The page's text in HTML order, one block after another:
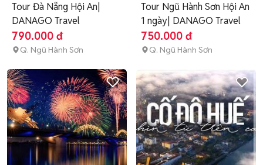
Tour Đà Nẵng Hội An|
DANAGO Travel
790.000 đ
Q. Ngũ Hành Sơn
Tour Ngũ Hành Sơn Hội An
1 ngày| DANAGO Travel
750.000 đ
Q. Ngũ Hành Sơn